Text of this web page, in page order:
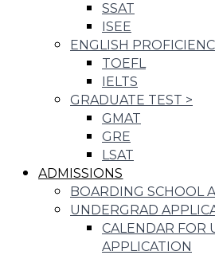
SSAT
ISEE
ENGLISH
TOEFL
IELTS
GRADUATE TEST >
GMAT
GRE
LSAT
ADMISSIONS
BOARDING SCHOOL
UNDERGRAD
CALENDAR FOR
APPLICATION